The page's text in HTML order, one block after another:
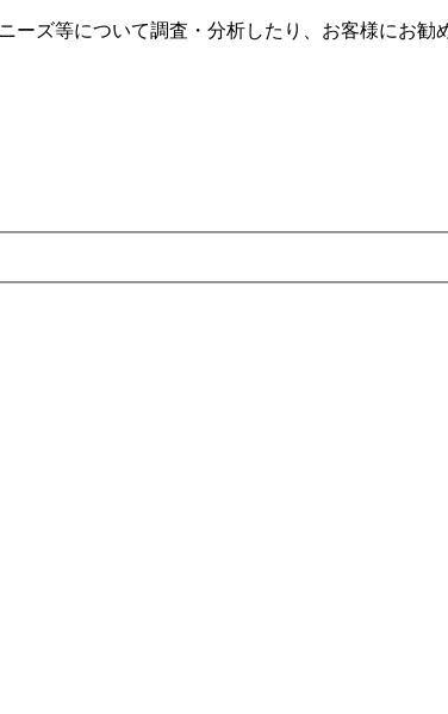
ーズ等について調査・分析したり、お客様にお勧